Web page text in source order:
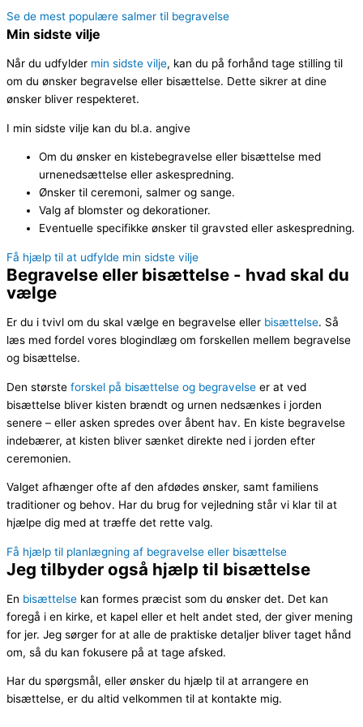
Se de mest populære salmer til begravelse
Min sidste vilje
Når du udfylder min sidste vilje, kan du på forhånd tage stilling til
om du ønsker begravelse eller bisættelse. Dette sikrer at dine
ønsker bliver respekteret.
I min sidste vilje kan du bl.a. angive
Om du ønsker en kistebegravelse eller bisættelse med
urnenedsættelse eller askespredning.
Ønsker til ceremoni, salmer og sange.
Valg af blomster og dekorationer.
Eventuelle specifikke ønsker til gravsted eller askespredning.
Få hjælp til at udfylde min sidste vilje
Begravelse eller bisættelse - hvad skal du
vælge
Er du i tvivl om du skal vælge en begravelse eller bisættelse. Så
læs med fordel vores blogindlæg om forskellen mellem begravelse
og bisættelse.
Den største forskel på bisættelse og begravelse er at ved
bisættelse bliver kisten brændt og urnen nedsænkes i jorden
senere – eller asken spredes over åbent hav. En kiste begravelse
indebærer, at kisten bliver sænket direkte ned i jorden efter
ceremonien.
Valget afhænger ofte af den afdødes ønsker, samt familiens
traditioner og behov. Har du brug for vejledning står vi klar til at
hjælpe dig med at træffe det rette valg.
Få hjælp til planlægning af begravelse eller bisættelse
Jeg tilbyder også hjælp til bisættelse
En bisættelse kan formes præcist som du ønsker det. Det kan
foregå i en kirke, et kapel eller et helt andet sted, der giver mening
for jer. Jeg sørger for at alle de praktiske detaljer bliver taget hånd
om, så du kan fokusere på at tage afsked.
Har du spørgsmål, eller ønsker du hjælp til at arrangere en
bisættelse, er du altid velkommen til at kontakte mig.